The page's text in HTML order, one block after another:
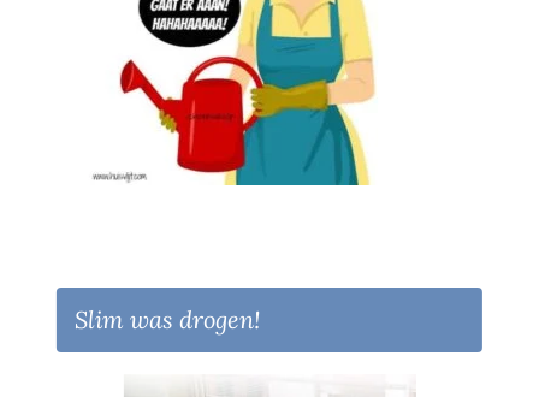
Slim was drogen!